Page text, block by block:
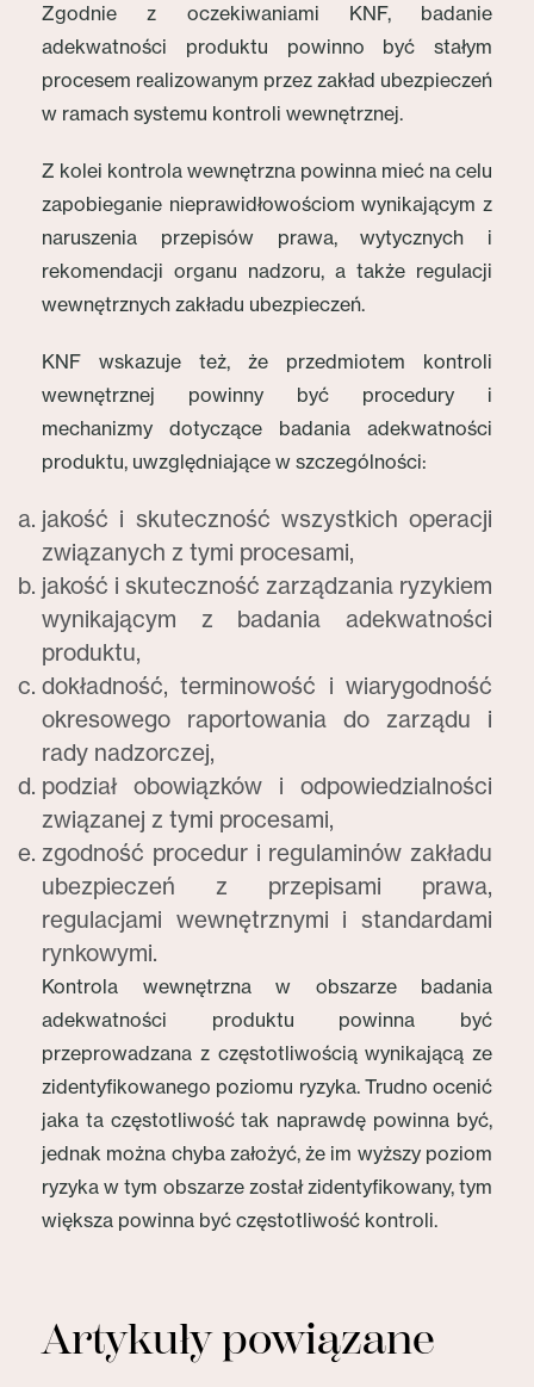
Zgodnie z oczekiwaniami KNF, badanie
adekwatności produktu powinno być stałym
procesem realizowanym przez zakład ubezpieczeń
w ramach systemu kontroli wewnętrznej.
Z kolei kontrola wewnętrzna powinna mieć na celu
zapobieganie nieprawidłowościom wynikającym z
naruszenia przepisów prawa, wytycznych i
rekomendacji organu nadzoru, a także regulacji
wewnętrznych zakładu ubezpieczeń.
KNF wskazuje też, że przedmiotem kontroli
wewnętrznej powinny być procedury i
mechanizmy dotyczące badania adekwatności
produktu, uwzględniające w szczególności:
jakość i skuteczność wszystkich operacji
związanych z tymi procesami,
jakość i skuteczność zarządzania ryzykiem
wynikającym z badania adekwatności
produktu,
dokładność, terminowość i wiarygodność
okresowego raportowania do zarządu i
rady nadzorczej,
podział obowiązków i odpowiedzialności
związanej z tymi procesami,
zgodność procedur i regulaminów zakładu
ubezpieczeń z przepisami prawa,
regulacjami wewnętrznymi i standardami
rynkowymi.
Kontrola wewnętrzna w obszarze badania
adekwatności produktu powinna być
przeprowadzana z częstotliwością wynikającą ze
zidentyfikowanego poziomu ryzyka. Trudno ocenić
jaka ta częstotliwość tak naprawdę powinna być,
jednak można chyba założyć, że im wyższy poziom
ryzyka w tym obszarze został zidentyfikowany, tym
większa powinna być częstotliwość kontroli.
Artykuły powiązane